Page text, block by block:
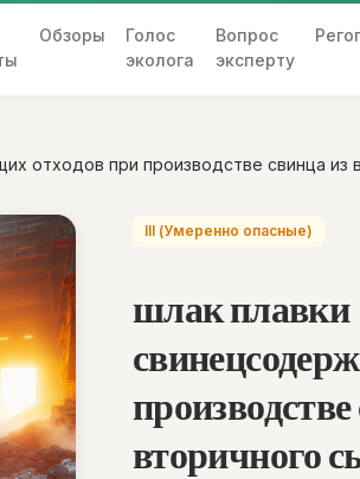
Обзоры
Голос
эколога
Вопрос
эксперту
отходов при производстве свинца из
III (Умеренно опасные)
шлак плавки
вторичного